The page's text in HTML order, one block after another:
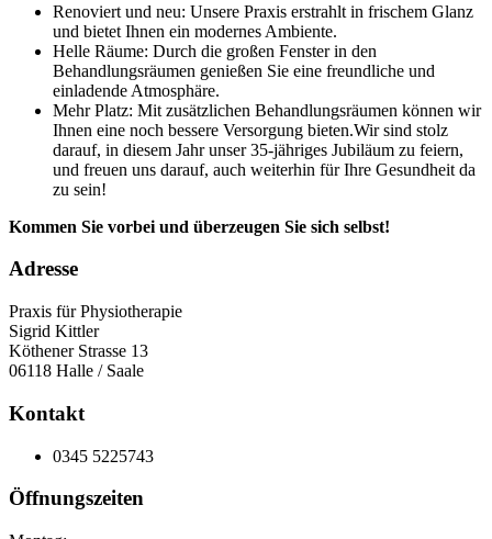
Renoviert und neu: Unsere Praxis erstrahlt in frischem Glanz
und bietet Ihnen ein modernes Ambiente.
Helle Räume: Durch die großen Fenster in den
Behandlungsräumen genießen Sie eine freundliche und
einladende Atmosphäre.
Mehr Platz: Mit zusätzlichen Behandlungsräumen können wir
Ihnen eine noch bessere Versorgung bieten.Wir sind stolz
darauf, in diesem Jahr unser 35-jähriges Jubiläum zu feiern,
und freuen uns darauf, auch weiterhin für Ihre Gesundheit da
zu sein!
Kommen Sie vorbei und überzeugen Sie sich selbst!
Adresse
Praxis für Physiotherapie
Sigrid Kittler
Köthener Strasse 13
06118 Halle / Saale
Kontakt
0345 5225743
Öffnungszeiten